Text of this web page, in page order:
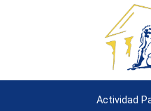
Actividad